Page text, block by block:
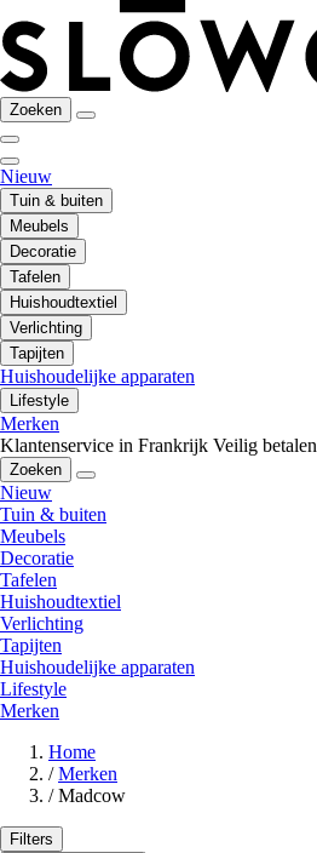
Zoeken
Nieuw
Tuin & buiten
Meubels
Decoratie
Tafelen
Huishoudtextiel
Verlichting
Tapijten
Huishoudelijke apparaten
Lifestyle
Merken
Klantenservice in Frankrijk Veilig betalen
Zoeken
Nieuw
Tuin & buiten
Meubels
Decoratie
Tafelen
Huishoudtextiel
Verlichting
Tapijten
Huishoudelijke apparaten
Lifestyle
Merken
Home
/ Merken
/ Madcow
Filters